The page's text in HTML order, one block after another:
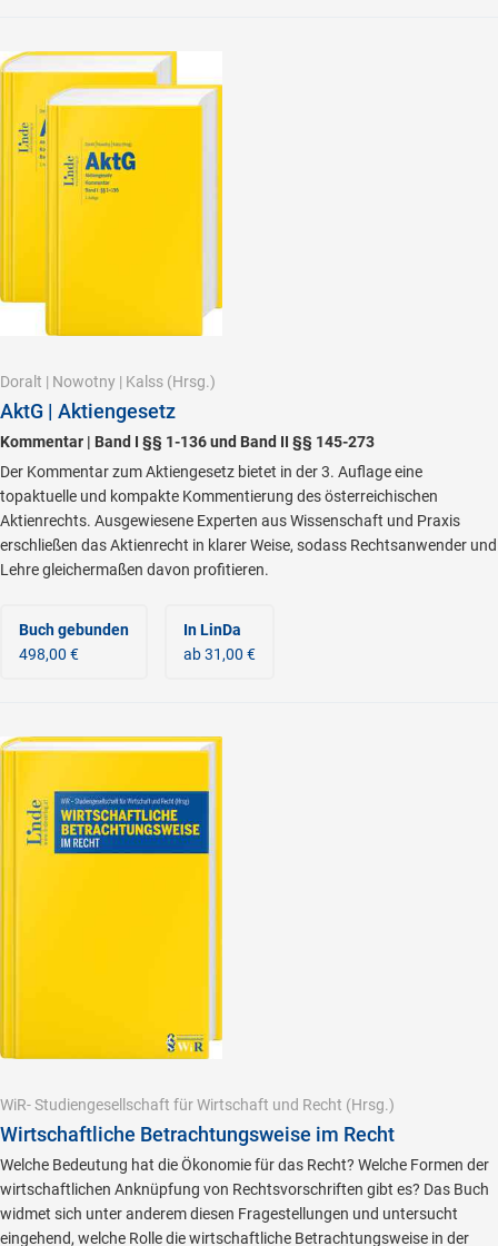
Doralt | Nowotny | Kalss (Hrsg.)
AktG | Aktiengesetz
Kommentar | Band I §§ 1-136 und Band II §§ 145-273
Der Kommentar zum Aktiengesetz bietet in der 3. Auflage eine
topaktuelle und kompakte Kommentierung des österreichischen
Aktienrechts. Ausgewiesene Experten aus Wissenschaft und Praxis
erschließen das Aktienrecht in klarer Weise, sodass Rechtsanwender und
Lehre gleichermaßen davon profitieren.
Buch gebunden
498,00 €
In LinDa
ab 31,00 €
WiR- Studiengesellschaft für Wirtschaft und Recht (Hrsg.)
Wirtschaftliche Betrachtungsweise im Recht
Welche Bedeutung hat die Ökonomie für das Recht? Welche Formen der
wirtschaftlichen Anknüpfung von Rechtsvorschriften gibt es? Das Buch
widmet sich unter anderem diesen Fragestellungen und untersucht
eingehend, welche Rolle die wirtschaftliche Betrachtungsweise in der